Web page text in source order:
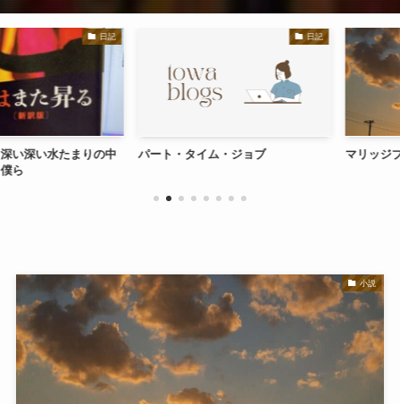
日記
水たまりの中 パート・タイム・ジョブ マリッジブルー
小説